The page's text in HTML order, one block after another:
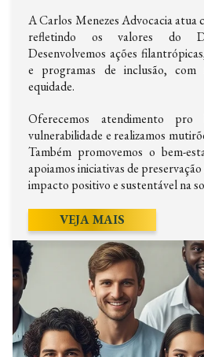
A Carlos Menezes Advocacia atua
refletindo os valores do
Desenvolvemos ações
e programas de inclusão, com
equidade.
Oferecemos atendimento
vulnerabilidade e realizamos
Também promovemos o bem-
apoiamos iniciativas de
impacto positivo e sustentável na
VEJA MAIS